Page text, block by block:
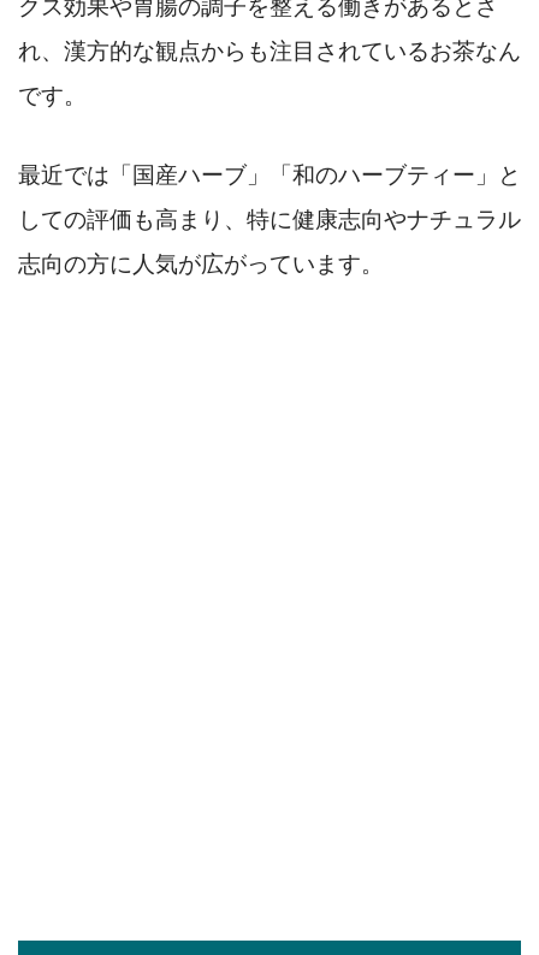
クス効果や胃腸の調子を整える働きがあるとさ
れ、漢方的な観点からも注目されているお茶なん
です。
最近では「国産ハーブ」「和のハーブティー」と
しての評価も高まり、特に健康志向やナチュラル
志向の方に人気が広がっています。